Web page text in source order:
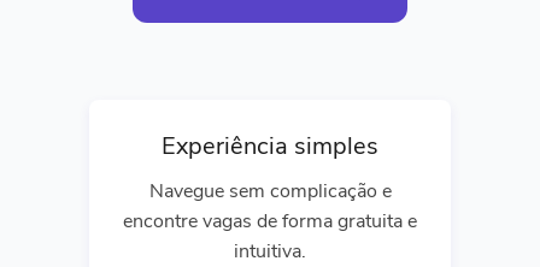
Experiência simples
Navegue sem complicação e
encontre vagas de forma gratuita e
intuitiva.